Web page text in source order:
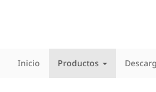
Inicio Productos